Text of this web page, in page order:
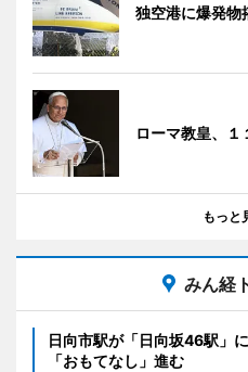
独空港に爆発物
ローマ教皇、１
もっと
みん経
日向市駅が「日向坂46駅」
「おもてなし」進む